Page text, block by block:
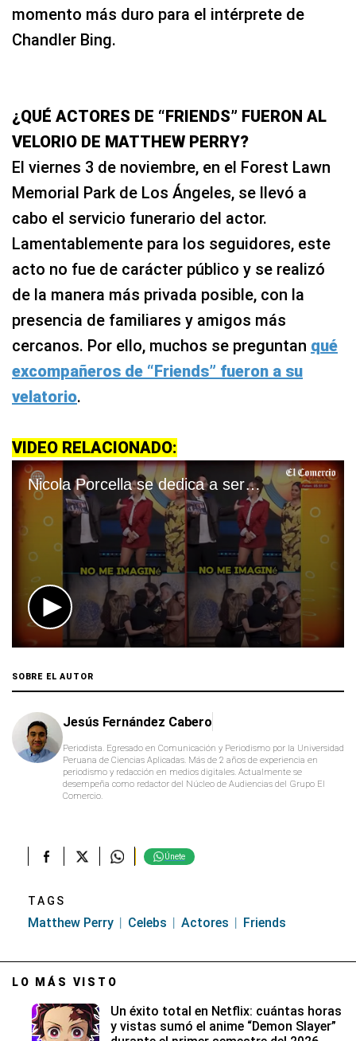
momento más duro para el intérprete de
Chandler Bing.
¿QUÉ ACTORES DE “FRIENDS” FUERON AL
VELORIO DE MATTHEW PERRY?
El viernes 3 de noviembre, en el Forest Lawn
Memorial Park de Los Ángeles, se llevó a
cabo el servicio funerario del actor.
Lamentablemente para los seguidores, este
acto no fue de carácter público y se realizó
de la manera más privada posible, con la
presencia de familiares y amigos más
cercanos. Por ello, muchos se preguntan qué
excompañeros de “Friends” fueron a su
velatorio.
VIDEO RELACIONADO:
Nicola Porcella se dedica a ser actor en México
of
2
55
seconds
SOBRE EL AUTOR
Jesús Fernández Cabero
Periodista. Egresado en Comunicación y Periodismo por la Universidad
Peruana de Ciencias Aplicadas. Más de 2 años de experiencia en
periodismo y redacción en medios digitales. Actualmente se
desempeña como redactor del Núcleo de Audiencias del Grupo El
Comercio.
Únete
TAGS
Matthew Perry Celebs Actores Friends
LO MÁS VISTO
Un éxito total en Netflix: cuántas horas
y vistas sumó el anime “Demon Slayer”